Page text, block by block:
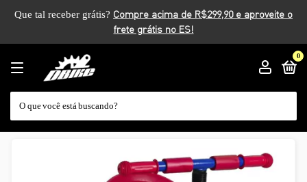
Que tal receber grátis?
0